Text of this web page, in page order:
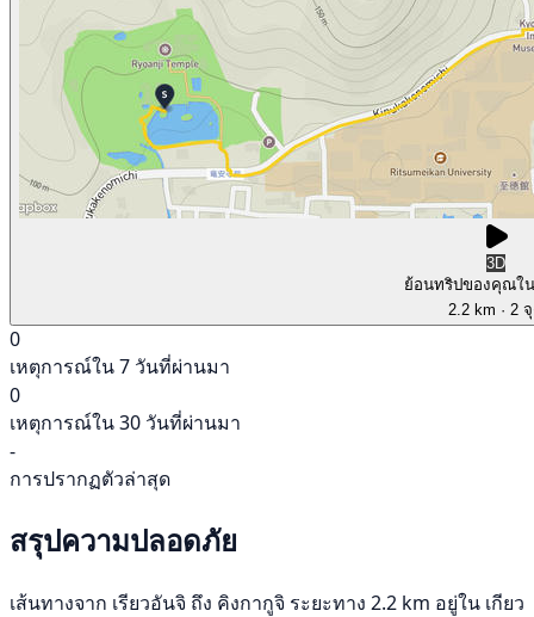
3D
ย้อนทริปของคุณใ
2.2 km · 2
0
เหตุการณ์ใน 7 วันที่ผ่านมา
0
เหตุการณ์ใน 30 วันที่ผ่านมา
-
การปรากฏตัวล่าสุด
สรุปความปลอดภัย
เส้นทางจาก เรียวอันจิ ถึง คิงกากูจิ ระยะทาง 2.2 km อยู่ใน เกียว